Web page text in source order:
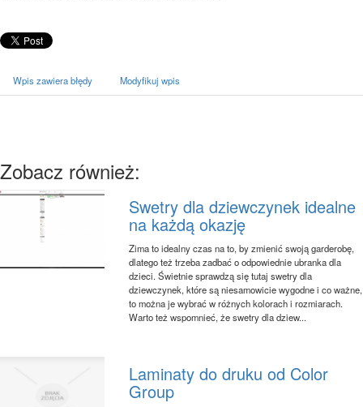
Wpis zawiera błędy Modyfikuj wpis
Zobacz również:
Swetry dla dziewczynek idealne
na każdą okazję
Zima to idealny czas na to, by zmienić swoją garderobę,
dlatego też trzeba zadbać o odpowiednie ubranka dla
dzieci. Świetnie sprawdzą się tutaj swetry dla
dziewczynek, które są niesamowicie wygodne i co ważne,
to można je wybrać w różnych kolorach i rozmiarach.
Warto też wspomnieć, że swetry dla dziew...
Laminaty do druku od Color
Group